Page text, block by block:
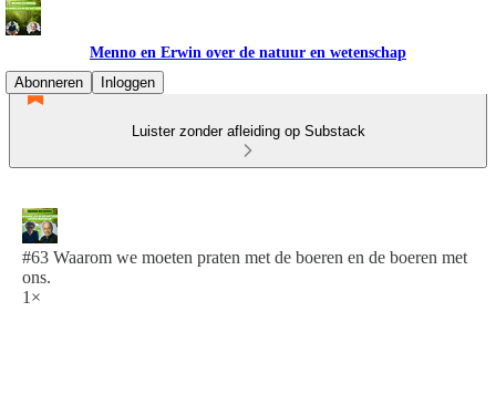
Menno en Erwin over de natuur en wetenschap
Abonneren
Inloggen
Luister zonder afleiding op Substack
#63 Waarom we moeten praten met de boeren en de boeren met
ons.
1×